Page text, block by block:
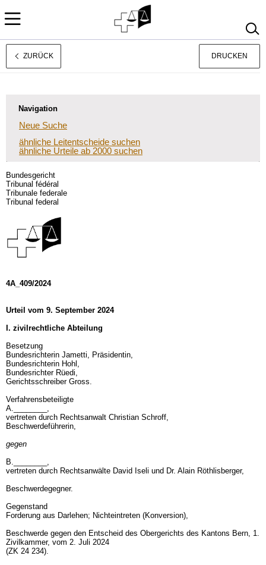
Français
ZURÜCK DRUCKEN
Navigation
Neue Suche
ähnliche Leitentscheide suchen
ähnliche Urteile ab 2000 suchen
Bundesgericht
Tribunal fédéral
Tribunale federale
Tribunal federal
4A_409/2024
Urteil vom 9. September 2024
I. zivilrechtliche Abteilung
Besetzung
Bundesrichterin Jametti, Präsidentin,
Bundesrichterin Hohl,
Bundesrichter Rüedi,
Gerichtsschreiber Gross.
Verfahrensbeteiligte
A.________,
vertreten durch Rechtsanwalt Christian Schroff,
Beschwerdeführerin,
gegen
B.________,
vertreten durch Rechtsanwälte David Iseli und Dr. Alain Röthlisberger,
Beschwerdegegner.
Gegenstand
Forderung aus Darlehen; Nichteintreten (Konversion),
Beschwerde gegen den Entscheid des Obergerichts des Kantons Bern, 1.
Zivilkammer, vom 2. Juli 2024
(ZK 24 234).